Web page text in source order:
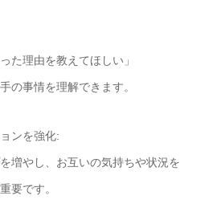
た理由を教えてほしい」
の事情を理解できます。
ンを強化:
増やし、お互いの気持ちや状況を
要です。